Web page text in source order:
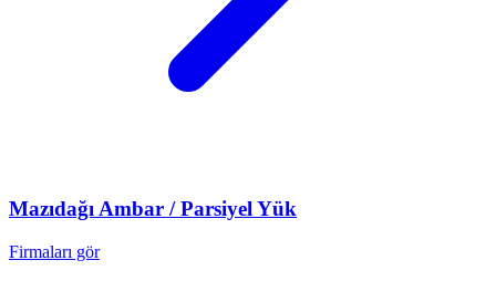
Mazıdağı Ambar / Parsiyel Yük
Firmaları gör